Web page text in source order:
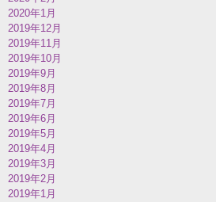
2020年1月
2019年12月
2019年11月
2019年10月
2019年9月
2019年8月
2019年7月
2019年6月
2019年5月
2019年4月
2019年3月
2019年2月
2019年1月